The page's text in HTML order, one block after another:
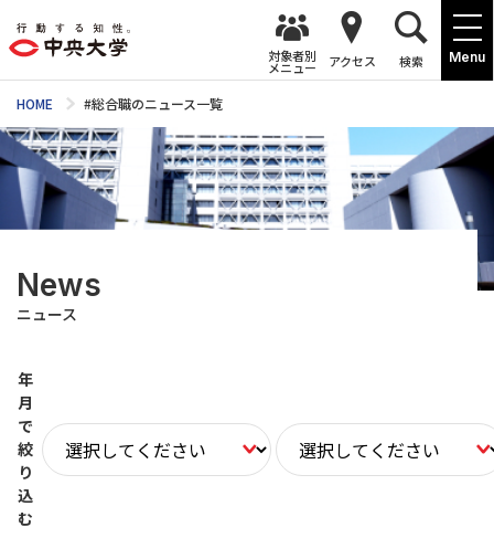
Menu
対象者別
メニュー アクセス 検索
HOME #総合職のニュース一覧
News
ニュース
年
月
で
絞
り
込
む